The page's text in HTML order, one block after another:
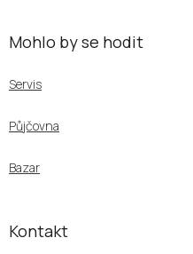
Mohlo by se hodit
Servis
Půjčovna
Bazar
Kontakt